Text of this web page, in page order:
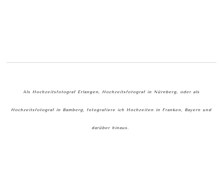
Als Hochzeitsfotograf Erlangen, Hochzeitsfotograf in Nürnberg, oder als
Hochzeitsfotograf in Bamberg, fotografiere ich Hochzeiten in Franken, Bayern und
darüber hinaus.